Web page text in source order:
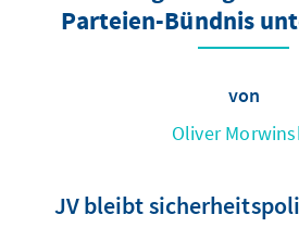
Parteien-Bündnis
von
Oliver
JV bleibt